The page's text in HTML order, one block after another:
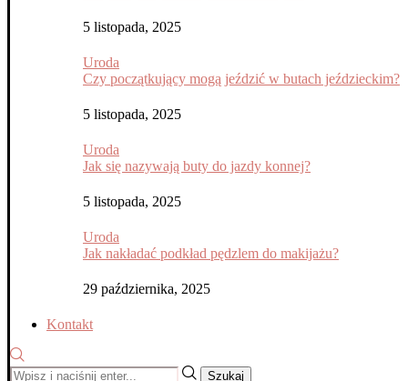
5 listopada, 2025
Uroda
Czy początkujący mogą jeździć w butach jeździeckim?
5 listopada, 2025
Uroda
Jak się nazywają buty do jazdy konnej?
5 listopada, 2025
Uroda
Jak nakładać podkład pędzlem do makijażu?
29 października, 2025
Kontakt
Szukaj